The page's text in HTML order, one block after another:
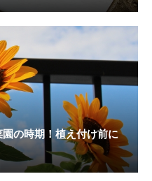
の時期！植え付け前に